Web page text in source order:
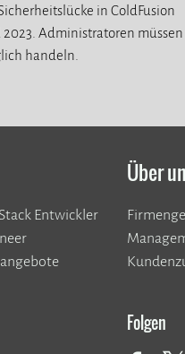
in ColdFusion
2023. Administratoren müssen
handeln.
Entwickler
Über
Folgen